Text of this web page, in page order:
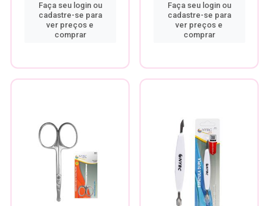
Faça seu login ou
cadastre-se para
ver preços e
comprar
Faça seu login ou
cadastre-se para
ver preços e
comprar